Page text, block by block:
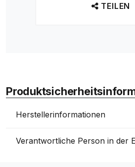
TEILEN
Herstellerinformationen
Verantwortliche Person in der